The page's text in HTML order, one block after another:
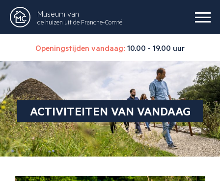
Museum van
de huizen uit de Franche-Comté
Openingstijden vandaag: 10.00 - 19.00 uur
ACTIVITEITEN VAN VANDAAG